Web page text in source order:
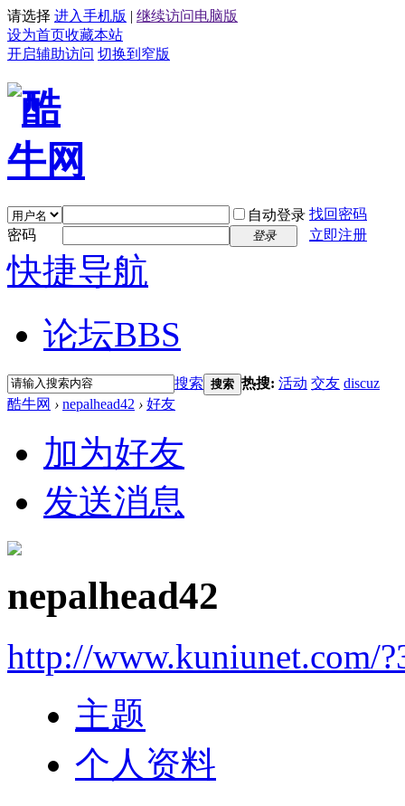
请选择 进入手机版 | 继续访问电脑版
设为首页收藏本站
开启辅助访问 切换到窄版
自动登录 找回密码
密码
登录 立即注册
快捷导航
论坛BBS
搜索 搜索 热搜: 活动 交友 discuz
酷牛网 › nepalhead42 › 好友
加为好友
发送消息
nepalhead42
http://www.kuniunet.com/
主题
个人资料